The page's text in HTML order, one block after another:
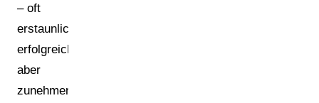
– oft
erstaunlich
erfolgreich,
aber
zunehmend